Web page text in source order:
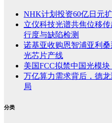
NHK计划投资60亿日元
立仪科技光谱共焦位移
行度与缺陷检测
诺基亚收购恩智浦亚利
光芯片产线
美国FCC拟禁中国光模
万亿算力需求背后，德
局
分类